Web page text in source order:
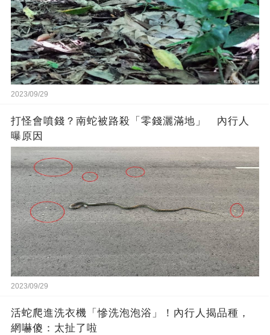
2023/09/29
打怪會噴錢？南蛇被路殺「零錢灑滿地」 內行人
曝原因
2023/09/29
活蛇爬進洗衣機「慘洗泡泡浴」！內行人揭品種，
網嚇傻：太扯了啦